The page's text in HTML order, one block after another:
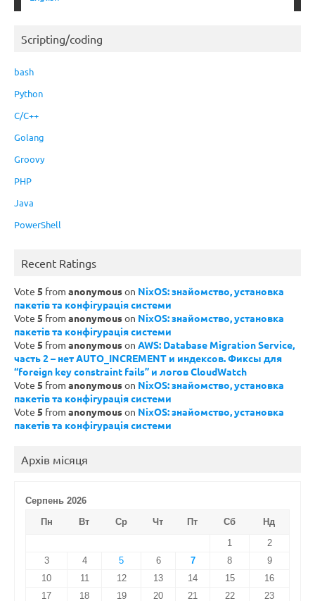
Scripting/coding
bash
Python
C/C++
Golang
Groovy
PHP
Java
PowerShell
Recent Ratings
Vote 5 from anonymouson NixOS: знайомство, установка
пакетів та конфігурація системи
Vote 5 from anonymouson NixOS: знайомство, установка
пакетів та конфігурація системи
Vote 5 from anonymouson AWS: Database Migration Service,
часть 2 – нет AUTO_INCREMENT и индексов. Фиксы для
“foreign key constraint fails” и логов CloudWatch
Vote 5 from anonymouson NixOS: знайомство, установка
пакетів та конфігурація системи
Vote 5 from anonymouson NixOS: знайомство, установка
пакетів та конфігурація системи
Архів місяця
Серпень 2026
Пн
Вт Ср Чт Пт Сб
Нд
1
2
3
4 5 6 7 8
9
10
11 12 13 14 15
16
17
18 19 20 21 22 23